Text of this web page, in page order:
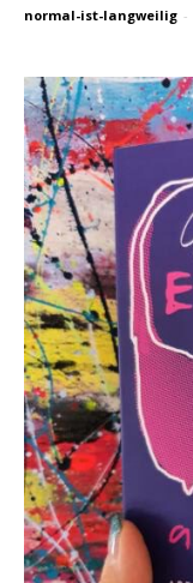
normal-ist-langweilig -